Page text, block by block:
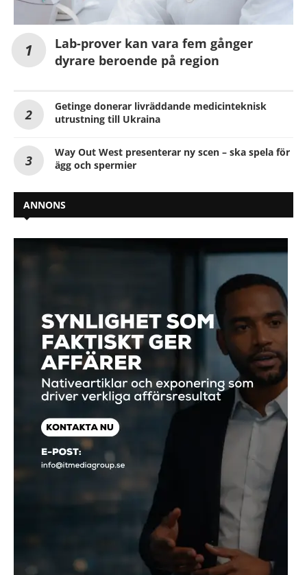
Lab-prover kan vara fem gånger
dyrare beroende på region
Getinge donerar livräddande medicinteknisk
utrustning till Ukraina
Way Out West presenterar ny scen – ska spela för
ägg och spermier
ANNONS